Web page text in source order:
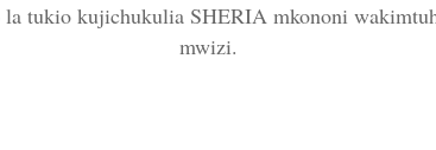
la tukio kujichukulia SHERIA mkononi
mwizi.